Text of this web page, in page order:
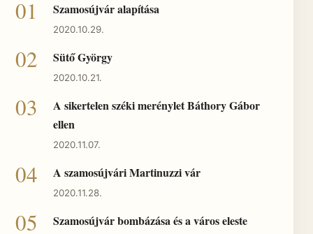
Szamosújvár alapítása
2020.10.29.
Sütő György
2020.10.21.
A sikertelen széki merénylet Báthory Gábor
ellen
2020.11.07.
A szamosújvári Martinuzzi vár
2020.11.28.
Szamosújvár bombázása és a város eleste